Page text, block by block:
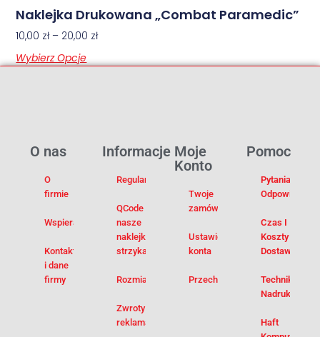
Naklejka Drukowana „Combat Paramedic”
10,00 zł – 20,00 zł
Wybierz Opcje
Pomoc
Pytania I
Odpowiedzi
Czas I
Koszty
Dostawy
Techniki
Nadruku
Haft
Moje
Konto
Twoje
zamówienia
Ustawienia
konta
Przechowalnia
Informacje
Regulamin
QCode –
nasze
naklejki na
strzykawki
Rozmiarówka
Zwroty i
reklamacje
O nas
O
firmie
Wspieramy
Kontakt
i dane
firmy